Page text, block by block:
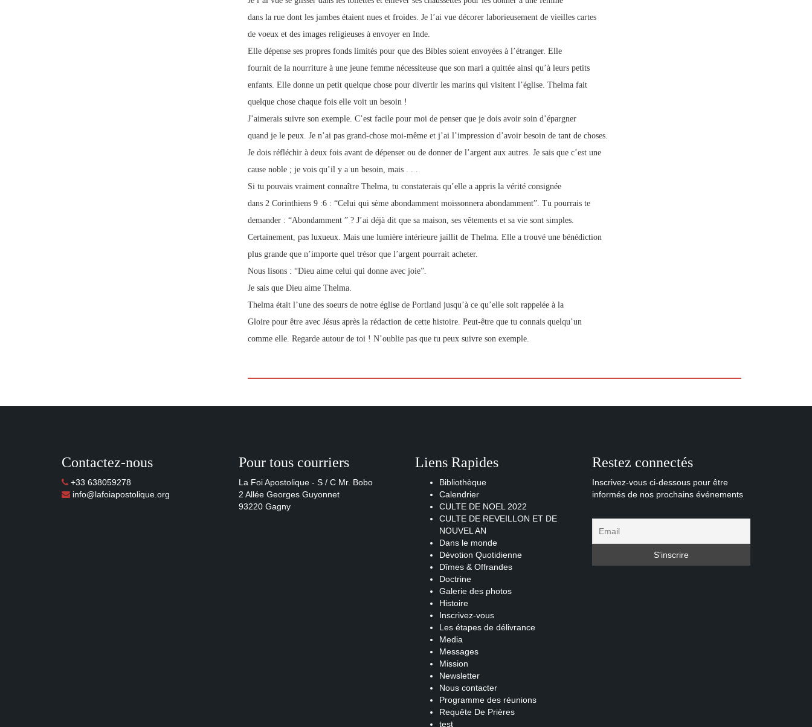
dans la rue dont les jambes étaient nues et froides. Je l’ai vue décorer laborieusement de vieilles cartes
de voeux et des images religieuses à envoyer en Inde.
Elle dépense ses propres fonds limités pour que des Bibles soient envoyées à l’étranger. Elle
fournit de la nourriture à une jeune femme nécessiteuse que son mari a quittée ainsi qu’à leurs petits
enfants. Elle donne un petit quelque chose pour divertir les marins qui visitent l’église. Thelma fait
quelque chose chaque fois elle voit un besoin !
J’aimerais suivre son exemple. C’est facile pour moi de penser que je dois avoir soin d’épargner
quand je le peux. Je n’ai pas grand-chose moi-même et j’ai l’impression d’avoir besoin de tant de choses.
Je dois réfléchir à deux fois avant de dépenser ou de donner de l’argent aux autres. Je sais que c’est une
cause noble ; je vois qu’il y a un besoin, mais . . .
Si tu pouvais vraiment connaître Thelma, tu constaterais qu’elle a appris la vérité consignée
dans 2 Corinthiens 9 :6 : “Celui qui sème abondamment moissonnera abondamment”. Tu pourrais te
demander : “Abondamment ” ? J’ai déjà dit que sa maison, ses vêtements et sa vie sont simples.
Certainement, pas luxueux. Mais une lumière intérieure jaillit de Thelma. Elle a trouvé une bénédiction
plus grande que n’importe quel trésor que l’argent pourrait acheter.
Nous lisons : “Dieu aime celui qui donne avec joie”.
Je sais que Dieu aime Thelma.
Thelma était l’une des soeurs de notre église de Portland jusqu’à ce qu’elle soit rappelée à la
Gloire pour être avec Jésus après la rédaction de cette histoire. Peut-être que tu connais quelqu’un
comme elle. Regarde autour de toi ! N’oublie pas que tu peux suivre son exemple.
Contactez-nous
+33 638059278
info@lafoiapostolique.org
Pour tous courriers
La Foi Apostolique - S / C Mr. Bobo
2 Allée Georges Guyonnet
93220 Gagny
Liens Rapides
Bibliothèque
Calendrier
CULTE DE NOEL 2022
CULTE DE REVEILLON ET DE
NOUVEL AN
Dans le monde
Dévotion Quotidienne
Dîmes & Offrandes
Doctrine
Galerie des photos
Histoire
Inscrivez-vous
Les étapes de délivrance
Media
Messages
Mission
Newsletter
Nous contacter
Programme des réunions
Requête De Prières
test
Restez connectés
Inscrivez-vous ci-dessous pour être
informés de nos prochains événements